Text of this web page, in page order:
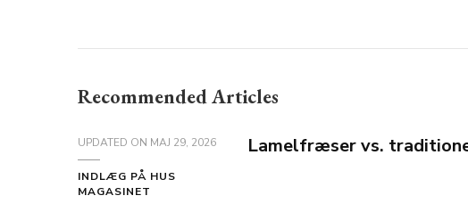
Recommended Articles
UPDATED ON MAJ 29, 2026
INDLÆG PÅ HUS
MAGASINET
Lamelfræser vs.